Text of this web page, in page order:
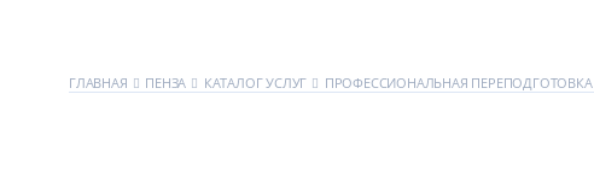
ГЛАВНАЯ ПЕНЗА КАТАЛОГ УСЛУГ ПРОФЕССИОНАЛЬНАЯ ПЕРЕПОДГОТОВКА